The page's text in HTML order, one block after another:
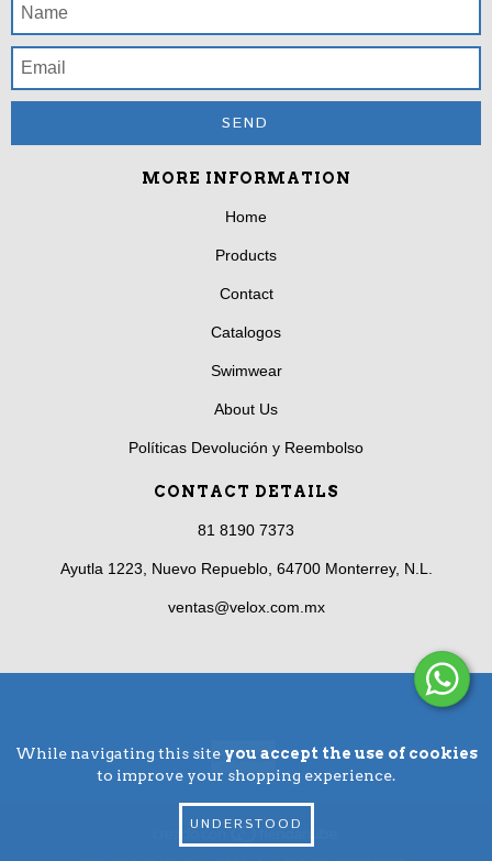
While navigating this site you accept the use of cookies
to improve your shopping experience.
UNDERSTOOD
MORE INFORMATION
Home
Products
Contact
Catalogos
Swimwear
About Us
Políticas Devolución y Reembolso
CONTACT DETAILS
81 8190 7373
Ayutla 1223, Nuevo Repueblo, 64700 Monterrey, N.L.
ventas@velox.com.mx